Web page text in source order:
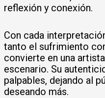
reflexión y conexión.
Con cada
tanto el sufrimiento
convierte en una
escenario. Su
palpables, dejando al
deseando más.